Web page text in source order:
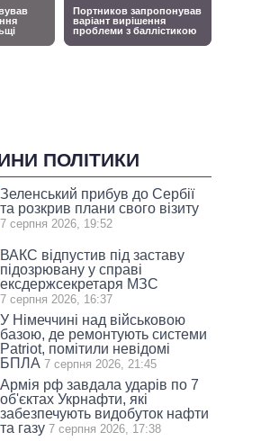
ПОЛІТИКИ
Зеленський прибув до Сербії
та розкрив плани свого візиту
7 серпня 2026, 19:52
ВАКС відпустив під заставу
підозрювану у справі
ексдержсекретаря МЗС
7 серпня 2026, 16:37
У Німеччині над військовою
базою, де ремонтують системи
Patriot, помітили невідомі
БПЛА 7 серпня 2026, 21:45
Армія рф завдала ударів по 7
об'єктах Укрнафти, які
забезпечують видобуток нафти
та газу 7 серпня 2026, 17:38